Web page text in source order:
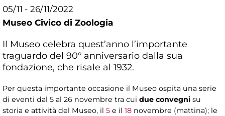
05/11 - 26/11/2022
Museo Civico di Zoologia
Il Museo celebra quest’anno l’importante
traguardo del 90° anniversario dalla sua
fondazione, che risale al 1932.
Per questa importante occasione il Museo ospita una serie
di eventi dal 5 al 26 novembre tra cui due convegni su
storia e attività del Museo, il 5 e il 18 novembre (mattina); le